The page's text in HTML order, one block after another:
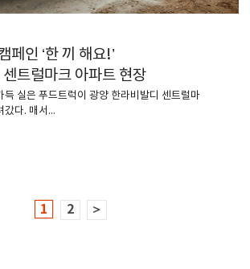
인 ‘한 끼 해요!’
트럴마크 아파트 현장
득 실은 푸드트럭이 광양 한라비발디 센트럴마
갔다. 매서...
1 2 ＞